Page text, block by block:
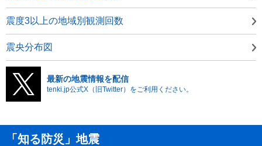
震度3以上の地域別観測回数
震央分布図
最新の地震情報を配信
tenki.jp公式X（旧Twitter）をご利用ください。
「知る防災」地震